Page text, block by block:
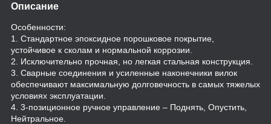
Описание
Особенности:
1. Стандартное эпоксидное порошковое покрытие,
устойчивое к сколам и нормальной коррозии.
2. Исключительно прочная, но легкая стальная конструкция.
3. Сварные соединения и усиленные наконечники вилок
обеспечивают максимальную долговечность в самых тяжелых
условиях эксплуатации.
4. 3-позиционное ручное управление – Поднять, Опустить,
Нейтральное.